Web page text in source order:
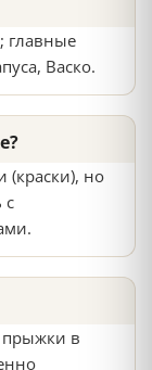
главные
Васко.
(краски), но
с
прыжки в